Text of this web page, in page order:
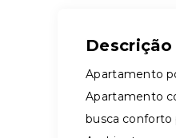
Apartamento
Apartamento
busca conforto